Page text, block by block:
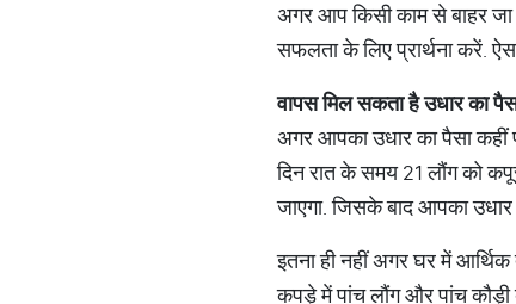
अगर आप किसी काम से बाहर
सफलता के लिए प्रार्थना करें.
वापसमिलसकताहैउधारका
अगर आपका उधार का पैसा कहीं
दिन रात के समय 21 लौंग को
जाएगा. जिसके बाद आपका
इतना ही नहीं अगर घर में
कपड़े में पांच लौंग और पांच कौड़ी